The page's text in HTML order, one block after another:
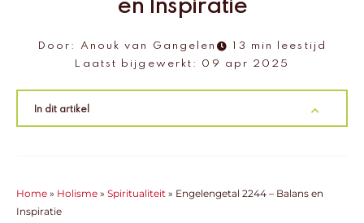
en Inspiratie
Door: Anouk van Gangelen
13 min leestijd
Laatst bijgewerkt:
09 apr 2025
In dit artikel
Home » Holisme » Spiritualiteit » Engelengetal 2244 – Balans en
Inspiratie